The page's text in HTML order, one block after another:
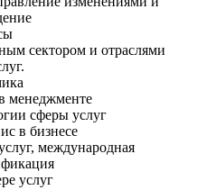
сектором и отраслями
менеджменте
сферы услуг
в бизнесе
международная
услуг